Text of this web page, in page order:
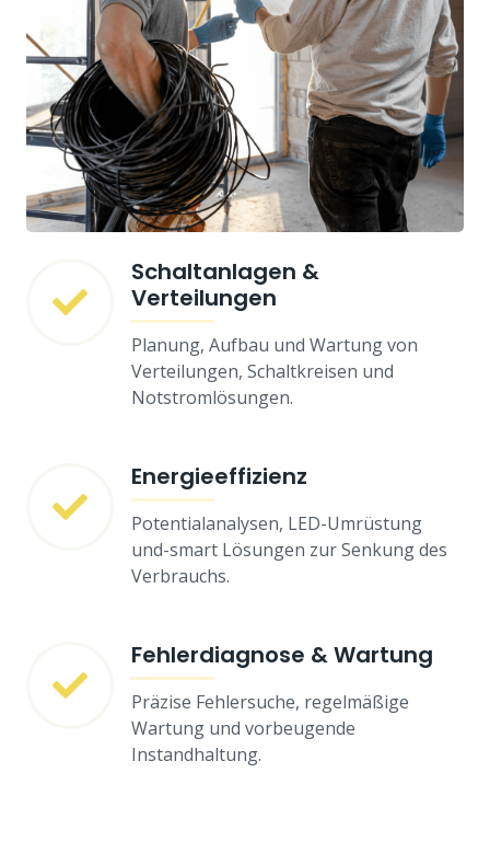
Schal­tanlagen &
Verteilungen
Planung, Aufbau und Wartung von
Verteilungen, Schaltkreisen und
Notstromlösungen.
Energieeffizienz
Potentialanalysen, LED-Umrüstung
und-smart Lösungen zur Senkung des
Verbrauchs.
Fehlerdiagnose & Wartung
Präzise Fehlersuche, regelmäßige
Wartung und vorbeugende
Instandhaltung.